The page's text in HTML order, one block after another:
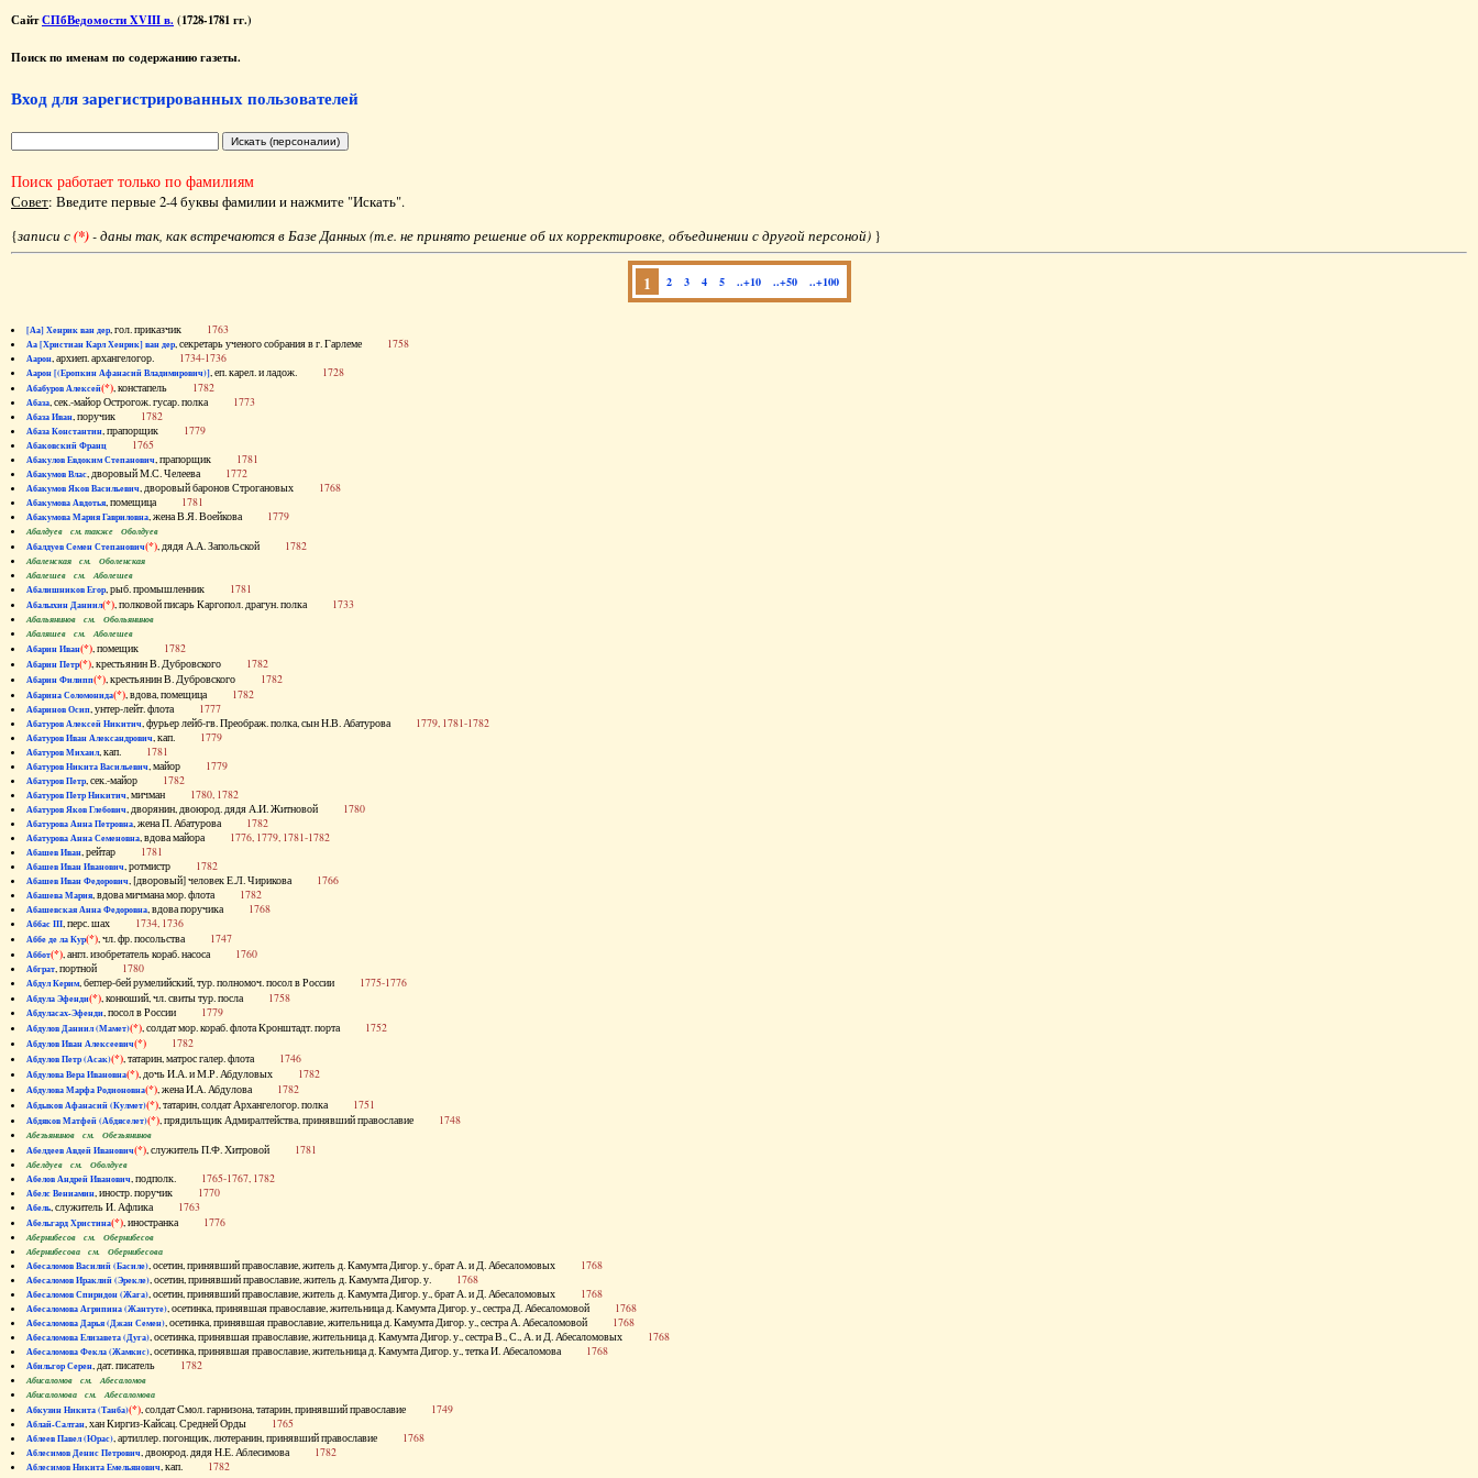
СайтСПбВедомости XVIII в. (1728-1781 гг.)
Поиск по именам по содержанию газеты.
Вход для зарегистрированных пользователей
Поиск работает только по фамилиям
Совет: Введите первые 2-4 буквы фамилии и нажмите "Искать".
{записи с(*)- даны так, как встречаются в Базе Данных (т.е. не принято решение об их корректировке, объединении с другой персоной) }
1 2 3 4 5 ..+10 ..+50 ..+100
[Аа] Хенрик ван дер, гол. приказчик 1763
Аа [Христиан Карл Хенрик] ван дер, секретарь ученого собрания в г. Гарлеме 1758
Аарон, архиеп. архангелогор. 1734-1736
Аарон [(Еропкин Афанасий Владимирович)], еп. карел. и ладож. 1728
Абабуров Алексей(*), констапель 1782
Абаза, сек.-майор Острогож. гусар. полка 1773
Абаза Иван, поручик 1782
Абаза Константин, прапорщик 1779
Абаковский Франц 1765
Абакулов Евдоким Степанович, прапорщик 1781
Абакумов Влас, дворовый М.С. Челеева 1772
Абакумов Яков Васильевич, дворовый баронов Строгановых 1768
Абакумова Авдотья, помещица 1781
Абакумова Мария Гавриловна, жена В.Я. Воейкова 1779
Абалдуев см. также Оболдуев
Абалдуев Семен Степанович(*), дядя А.А. Запольской 1782
Абаленская см. Оболенская
Абалешев см. Аболешев
Абалишников Егор, рыб. промышленник 1781
Абалыхин Даниил(*), полковой писарь Каргопол. драгун. полка 1733
Абальянинов см. Обольянинов
Абаляшев см. Аболешев
Абарин Иван(*), помещик 1782
Абарин Петр(*), крестьянин В. Дубровского 1782
Абарин Филипп(*), крестьянин В. Дубровского 1782
Абарина Соломонида(*), вдова, помещица 1782
Абаринов Осип, унтер-лейт. флота 1777
Абатуров Алексей Никитич, фурьер лейб-гв. Преображ. полка, сын Н.В. Абатурова 1779, 1781-1782
Абатуров Иван Александрович, кап. 1779
Абатуров Михаил, кап. 1781
Абатуров Никита Васильевич, майор 1779
Абатуров Петр, сек.-майор 1782
Абатуров Петр Никитич, мичман 1780, 1782
Абатуров Яков Глебович, дворянин, двоюрод. дядя А.И. Житновой 1780
Абатурова Анна Петровна, жена П. Абатурова 1782
Абатурова Анна Семеновна, вдова майора 1776, 1779, 1781-1782
Абашев Иван, рейтар 1781
Абашев Иван Иванович, ротмистр 1782
Абашев Иван Федорович, [дворовый] человек Е.Л. Чирикова 1766
Абашева Мария, вдова мичмана мор. флота 1782
Абашевская Анна Федоровна, вдова поручика 1768
Аббас III, перс. шах 1734, 1736
Аббе де ла Кур(*), чл. фр. посольства 1747
Аббот(*), англ. изобретатель кораб. насоса 1760
Абграт, портной 1780
Абдул Керим, беглер-бей румелийский, тур. полномоч. посол в России 1775-1776
Абдула Эфенди(*), конюший, чл. свиты тур. посла 1758
Абдуласах-Эфенди, посол в России 1779
Абдулов Даниил (Мамет)(*), солдат мор. кораб. флота Кронштадт. порта 1752
Абдулов Иван Алексеевич(*) 1782
Абдулов Петр (Асак)(*), татарин, матрос галер. флота 1746
Абдулова Вера Ивановна(*), дочь И.А. и М.Р. Абдуловых 1782
Абдулова Марфа Родионовна(*), жена И.А. Абдулова 1782
Абдыков Афанасий (Кулмет)(*), татарин, солдат Архангелогор. полка 1751
Абдяков Матфей (Абдяселет)(*), прядильщик Адмиралтейства, принявший православие 1748
Абезьянинов см. Обезьянинов
Абелдеев Авдей Иванович(*), служитель П.Ф. Хитровой 1781
Абелдуев см. Оболдуев
Абелов Андрей Иванович, подполк. 1765-1767, 1782
Абелс Вениамин, иностр. поручик 1770
Абель, служитель И. Афлика 1763
Абельгард Христина(*), иностранка 1776
Абернибесов см. Обернибесов
Абернибесова см. Обернибесова
Абесаломов Василий (Басиле), осетин, принявший православие, житель д. Камумта Дигор. у., брат А. и Д. Абесаломовых 1768
Абесаломов Ираклий (Эрекле), осетин, принявший православие, житель д. Камумта Дигор. у. 1768
Абесаломов Спиридон (Жага), осетин, принявший православие, житель д. Камумта Дигор. у., брат А. и Д. Абесаломовых 1768
Абесаломова Агрипина (Жантуте), осетинка, принявшая православие, жительница д. Камумта Дигор. у., сестра Д. Абесаломовой 1768
Абесаломова Дарья (Джан Семен), осетинка, принявшая православие, жительница д. Камумта Дигор. у., сестра А. Абесаломовой 1768
Абесаломова Елизавета (Дуга), осетинка, принявшая православие, жительница д. Камумта Дигор. у., сестра В., С., А. и Д. Абесаломовых 1768
Абесаломова Фекла (Жамкис), осетинка, принявшая православие, жительница д. Камумта Дигор. у., тетка И. Абесаломова 1768
Абильгор Серен, дат. писатель 1782
Абисаломов см. Абесаломов
Абисаломова см. Абесаломова
Абкузин Никита (Танба)(*), солдат Смол. гарнизона, татарин, принявший православие 1749
Аблай-Салтан, хан Киргиз-Кайсац. Средней Орды 1765
Аблеев Павел (Юрас), артиллер. погонщик, лютеранин, принявший православие 1768
Аблесимов Денис Петрович, двоюрод. дядя Н.Е. Аблесимова 1782
Аблесимов Никита Емельянович, кап. 1782